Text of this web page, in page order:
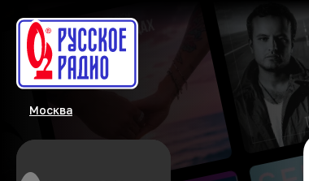
Москва